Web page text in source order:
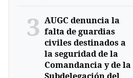
3 AUGC denuncia la
falta de guardias
civiles destinados a
la seguridad de la
Comandancia y de la